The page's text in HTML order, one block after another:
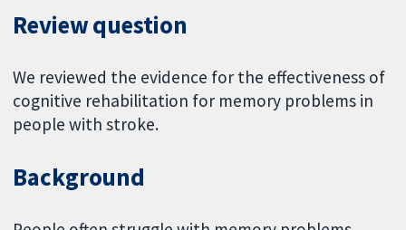
Review question
We reviewed the evidence for the effectiveness of
cognitive rehabilitation for memory problems in
people with stroke.
Background